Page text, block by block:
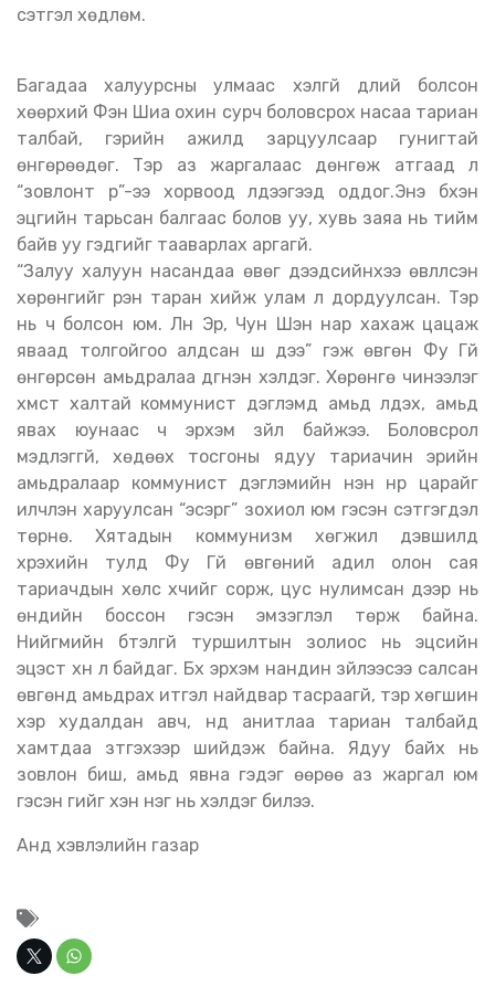
сэтгэл хөдлөм.
Багадаа халуурсны улмаас хэлгүй дүлий болсон
хөөрхий Фэн Шиа охин сурч боловсрох насаа тариан
талбай, гэрийн ажилд зарцуулсаар гунигтай
өнгөрөөдөг. Тэр аз жаргалаас дөнгөж атгаад л
“зовлонт үр”-ээ хорвоод үлдээгээд оддог.Энэ бүхэн
эцгийн тарьсан балгаас болов уу, хувь заяа нь тийм
байв уу гэдгийг тааварлах аргагүй.
“Залуу халуун насандаа өвөг дээдсийнхээ өвлүүлсэн
хөрөнгийг үрэн таран хийж улам л дордуулсан. Тэр
нь ч болсон юм. Лүн Эр, Чун Шэн нар хахаж цацаж
яваад толгойгоо алдсан шүү дээ” гэж өвгөн Фу Гүй
өнгөрсөн амьдралаа дүгнэн хэлдэг. Хөрөнгө чинээлэг
хүмүүст халтай коммунист дэглэмд амьд үлдэх, амьд
явах юунаас ч эрхэм зүйл байжээ. Боловсрол
мэдлэггүй, хөдөөх тосгоны ядуу тариачин эрийн
амьдралаар коммунист дэглэмийн үнэн нүүр царайг
илчлэн харуулсан “эсэргүү” зохиол юм гэсэн сэтгэгдэл
төрнө. Хятадын коммунизм хөгжил дэвшилд
хүрэхийн тулд Фу Гүй өвгөний адил олон сая
тариачдын хөлс хүчийг сорж, цус нулимсан дээр нь
өндийн боссон гэсэн эмзэглэл төрж байна.
Нийгмийн бүтэлгүй туршилтын золиос нь эцсийн
эцэст хүн л байдаг. Бүх эрхэм нандин зүйлээсээ салсан
өвгөнд амьдрах итгэл найдвар тасраагүй, тэр хөгшин
үхэр худалдан авч, нүд анитлаа тариан талбайд
хамтдаа зүтгэхээр шийдэж байна. Ядуу байх нь
зовлон биш, амьд явна гэдэг өөрөө аз жаргал юм
гэсэн үгийг хэн нэг нь хэлдэг билээ.
Анд хэвлэлийн газар